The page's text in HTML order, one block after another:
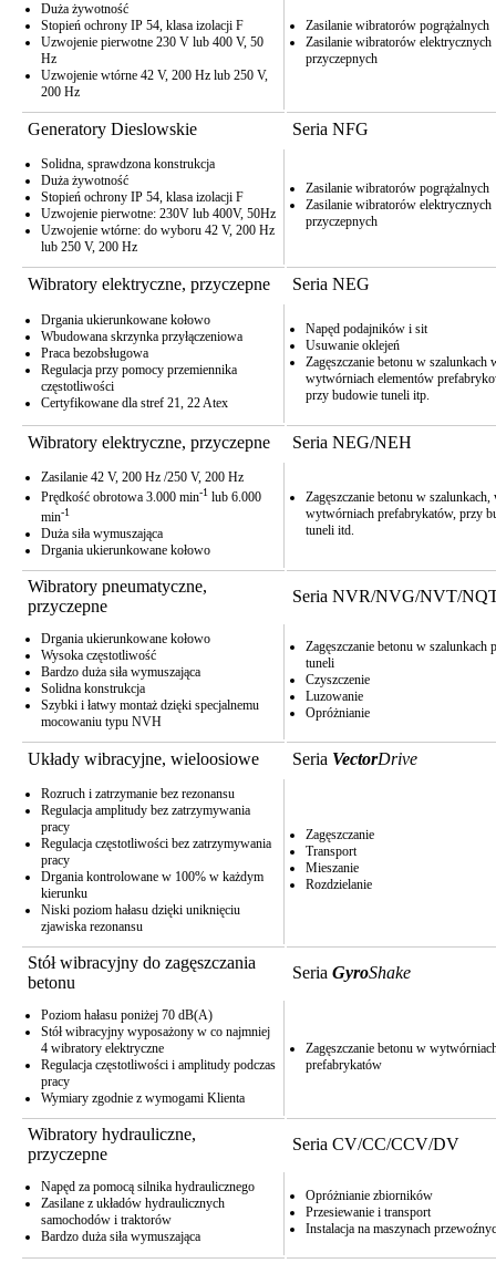
Duża żywotność
Stopień ochrony IP 54, klasa izolacji F
Uzwojenie pierwotne 230 V lub 400 V, 50
Hz
Uzwojenie wtórne 42 V, 200 Hz lub 250 V,
200 Hz
Zasilanie wibratorów pogrążalnych
Zasilanie wibratorów elektrycznych
przyczepnych
Generatory Dieslowskie Seria NFG
Solidna, sprawdzona konstrukcja
Duża żywotność
Stopień ochrony IP 54, klasa izolacji F
Uzwojenie pierwotne: 230V lub 400V, 50Hz
Uzwojenie wtórne: do wyboru 42 V, 200 Hz
lub 250 V, 200 Hz
Zasilanie wibratorów pogrążalnych
Zasilanie wibratorów elektrycznych
przyczepnych
Wibratory elektryczne, przyczepne Seria NEG
Drgania ukierunkowane kołowo
Wbudowana skrzynka przyłączeniowa
Praca bezobsługowa
Regulacja przy pomocy przemiennika
częstotliwości
Certyfikowane dla stref 21, 22 Atex
Napęd podajników i sit
Usuwanie oklejeń
Zagęszczanie betonu w szalunkach
wytwórniach elementów
przy budowie tuneli itp.
Wibratory elektryczne, przyczepne Seria NEG/NEH
Zasilanie 42 V, 200 Hz /250 V, 200 Hz
Prędkość obrotowa 3.000 min-1 lub 6.000
min-1
Duża siła wymuszająca
Drgania ukierunkowane kołowo
Zagęszczanie betonu w szalunkach,
wytwórniach prefabrykatów, przy
tuneli itd.
Wibratory pneumatyczne,
przyczepne
Seria NVR/NVG/NVT/
Drgania ukierunkowane kołowo
Wysoka częstotliwość
Bardzo duża siła wymuszająca
Solidna konstrukcja
Szybki i łatwy montaż dzięki specjalnemu
mocowaniu typu NVH
Zagęszczanie betonu w szalunkach
tuneli
Czyszczenie
Luzowanie
Opróżnianie
Układy wibracyjne, wieloosiowe Seria VectorDrive
Rozruch i zatrzymanie bez rezonansu
Regulacja amplitudy bez zatrzymywania
pracy
Regulacja częstotliwości bez zatrzymywania
pracy
Drgania kontrolowane w 100% w każdym
kierunku
Niski poziom hałasu dzięki uniknięciu
zjawiska rezonansu
Zagęszczanie
Transport
Mieszanie
Rozdzielanie
Stół wibracyjny do zagęszczania
betonu
Seria GyroShake
Poziom hałasu poniżej 70 dB(A)
Stół wibracyjny wyposażony w co najmniej
4 wibratory elektryczne
Regulacja częstotliwości i amplitudy podczas
pracy
Wymiary zgodnie z wymogami Klienta
Zagęszczanie betonu w
prefabrykatów
Wibratory hydrauliczne,
przyczepne
Seria CV/CC/CCV/DV
Napęd za pomocą silnika hydraulicznego
Zasilane z układów hydraulicznych
samochodów i traktorów
Bardzo duża siła wymuszająca
Opróżnianie zbiorników
Przesiewanie i transport
Instalacja na maszynach